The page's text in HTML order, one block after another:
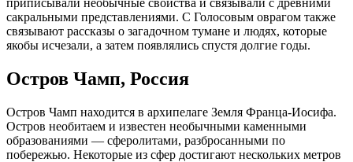
сакральными представлениями. С Голосовым оврагом также
связывают рассказы о загадочном тумане и людях, которые
якобы исчезали, а затем появлялись спустя долгие годы.
Остров Чамп, Россия
Остров Чамп находится в архипелаге Земля Франца-Иосифа.
Остров необитаем и известен необычными каменными
образованиями — сферолитами, разбросанными по
побережью. Некоторые из сфер достигают нескольких метров